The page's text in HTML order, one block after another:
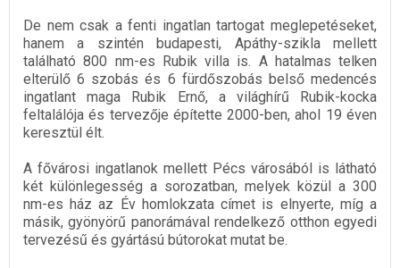
De nem csak a fenti ingatlan tartogat meglepetéseket,
hanem a szintén budapesti, Apáthy-szikla mellett
található 800 nm-es Rubik villa is. A hatalmas telken
elterülő 6 szobás és 6 fürdőszobás belső medencés
ingatlant maga Rubik Ernő, a világhírű Rubik-kocka
feltalálója és tervezője építette 2000-ben, ahol 19 éven
keresztül élt.
A fővárosi ingatlanok mellett Pécs városából is látható
két különlegesség a sorozatban, melyek közül a 300
nm-es ház az Év homlokzata címet is elnyerte, míg a
másik, gyönyörű panorámával rendelkező otthon egyedi
tervezésű és gyártású bútorokat mutat be.